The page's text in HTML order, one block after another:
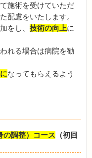
施術を受けていただ
配慮をいたします。
をし、技術の向上に
れる場合は病院を勧
なってもらえるよう
の調整）コース （初回